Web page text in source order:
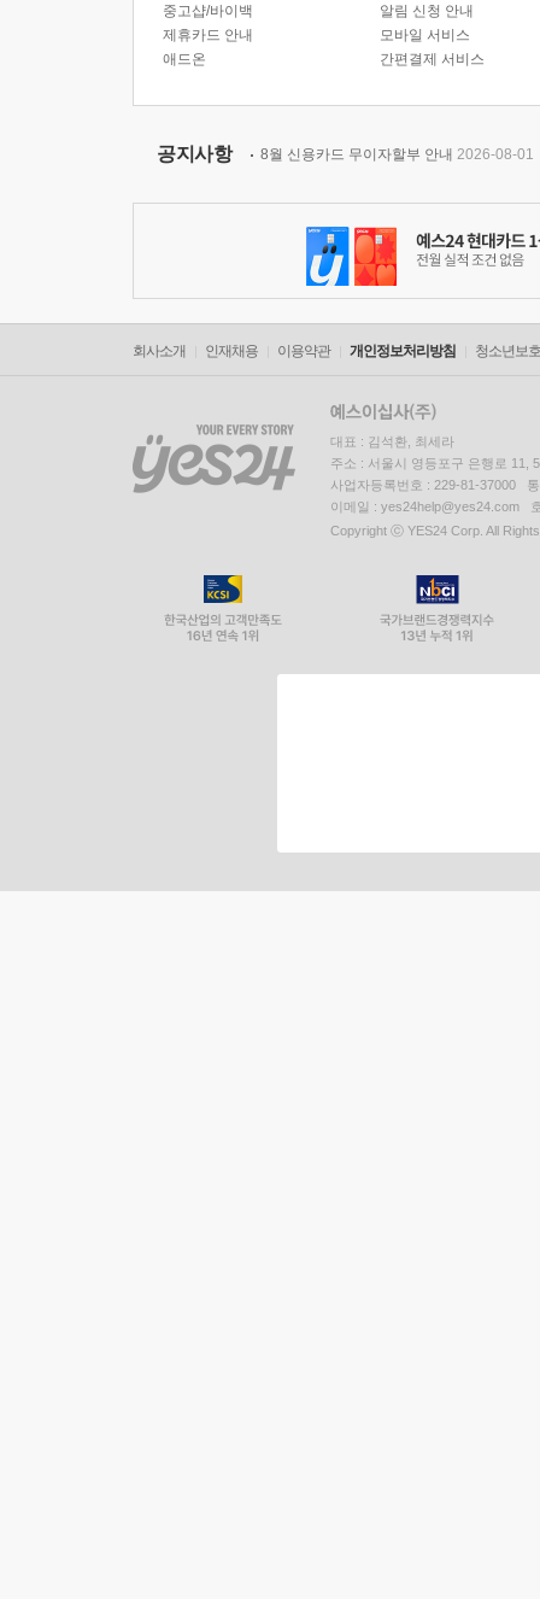
중고샵/바이백
제휴카드 안내
애드온
알림 신청 안내
모바일 서비스
간편결제 서비스
공지사항 8월 신용카드 무이자할부 안내 2026-08-01
회사소개 인재채용 이용약관 개인정보처리방침 청소년보
대표 : 김석환, 최세라
주소 : 서울시 영등포구 은행로 11,
사업자등록번호 : 229-81-37000
이메일 : yes24help@yes24.com
Copyright ⓒ YES24 Corp. All